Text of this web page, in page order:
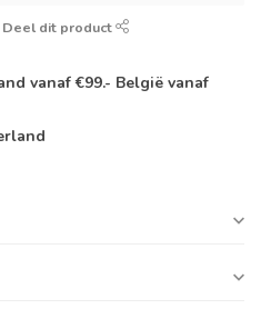
Deel dit product
vanaf €99.- België vanaf